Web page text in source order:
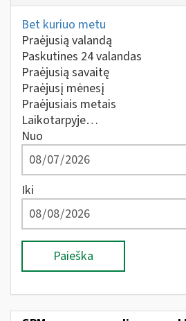
Bet kuriuo metu
Praėjusią valandą
Paskutines 24 valandas
Praėjusią savaitę
Praėjusį mėnesį
Praėjusiais metais
Laikotarpyje…
Nuo
Iki
Paieška